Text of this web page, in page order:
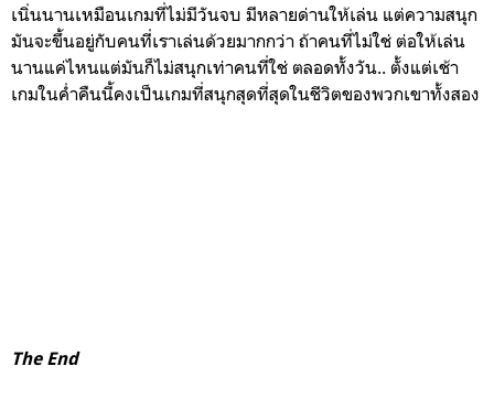
เนิ่นนานเหมือนเกมที่ไม่มีวันจบ มีหลายด่านให้เล่น แต่ความสนุก
มันจะขึ้นอยู่กับคนที่เราเล่นด้วยมากกว่า ถ้าคนที่ไม่ใช่ ต่อให้เล่น
นานแค่ไหนแต่มันก็ไม่สนุกเท่าคนที่ใช่ ตลอดทั้งวัน.. ตั้งแต่เช้า
เกมในค่ำคืนนี้คงเป็นเกมที่สนุกสุดที่สุดในชีวิตของพวกเขาทั้งสอง
The End